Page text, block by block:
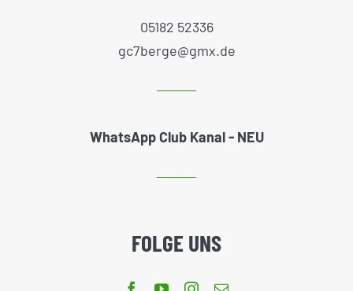
05182 52336
gc7berge@gmx.de
WhatsApp Club Kanal - NEU
FOLGE UNS